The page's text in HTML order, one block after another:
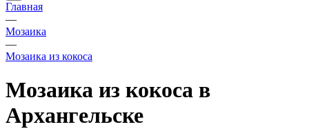
Главная
—
Мозаика
—
Мозаика из кокоса
Мозаика из кокоса в
Архангельске